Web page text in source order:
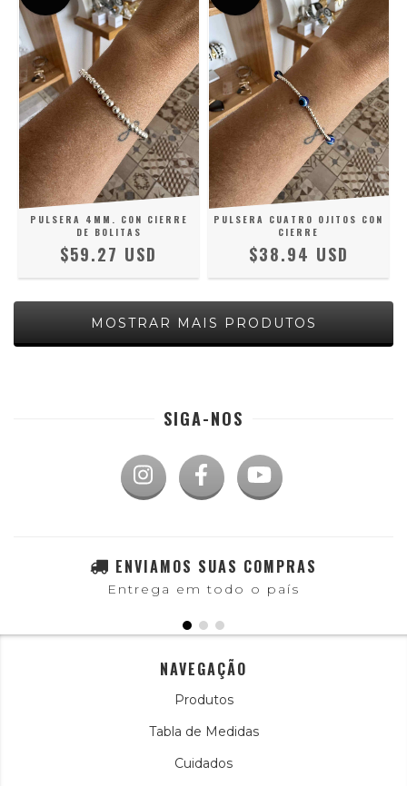
PULSERA 4MM. CON CIERRE
DE BOLITAS
$59.27 USD
PULSERA CUATRO OJITOS CON
CIERRE
$38.94 USD
MOSTRAR MAIS PRODUTOS
SIGA-NOS
ENVIAMOS SUAS COMPRAS
Entrega em todo o país
NAVEGAÇÃO
Produtos
Tabla de Medidas
Cuidados